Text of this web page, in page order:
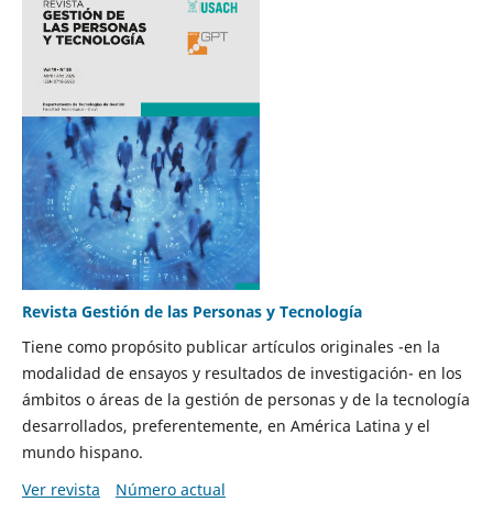
Revista Gestión de las Personas y Tecnología
Tiene como propósito publicar artículos originales -en la
modalidad de ensayos y resultados de investigación- en los
ámbitos o áreas de la gestión de personas y de la tecnología
desarrollados, preferentemente, en América Latina y el
mundo hispano.
Ver revista
Número actual